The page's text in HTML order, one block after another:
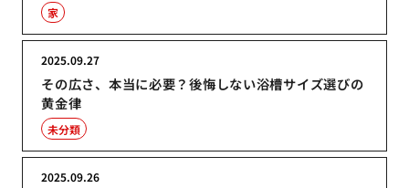
家
その広さ、本当に必要？後悔しない浴槽サイズ選びの
黄金律
2025.09.27
未分類
2025.09.26